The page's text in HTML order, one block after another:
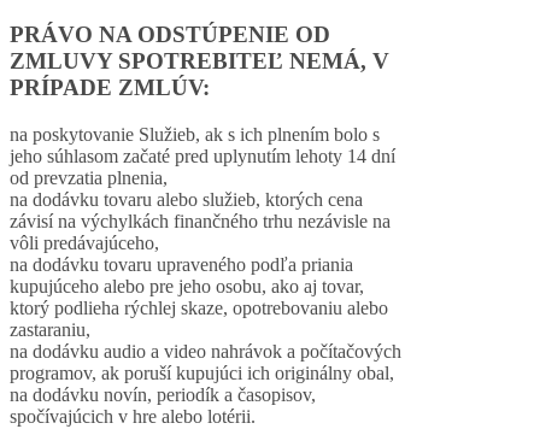
PRÁVO NA ODSTÚPENIE OD
ZMLUVY SPOTREBITEĽ NEMÁ, V
PRÍPADE ZMLÚV:
na poskytovanie Služieb, ak s ich plnením bolo s
jeho súhlasom začaté pred uplynutím lehoty 14 dní
od prevzatia plnenia,
na dodávku tovaru alebo služieb, ktorých cena
závisí na výchylkách finančného trhu nezávisle na
vôli predávajúceho,
na dodávku tovaru upraveného podľa priania
kupujúceho alebo pre jeho osobu, ako aj tovar,
ktorý podlieha rýchlej skaze, opotrebovaniu alebo
zastaraniu,
na dodávku audio a video nahrávok a počítačových
programov, ak poruší kupujúci ich originálny obal,
na dodávku novín, periodík a časopisov,
spočívajúcich v hre alebo lotérii.